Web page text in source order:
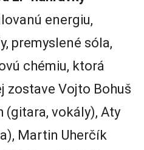
energiu,
premyslené sóla,
chémiu, ktorá
zostave Vojto Bohuš
(gitara, vokály), Aty
Martin Uherčík